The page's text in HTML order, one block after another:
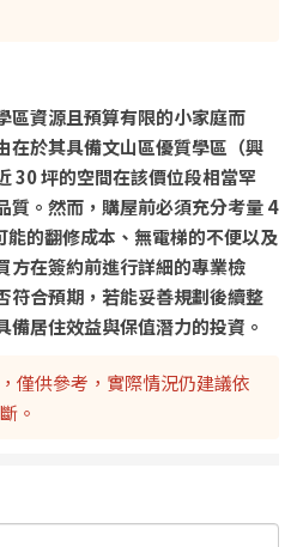
區資源且預算有限的小家庭而
在於其具備文山區優質學區（興
30 坪的空間在該價位段相當罕
質。然而，購屋前必須充分考量 4
的翻修成本、無電梯的不便以及
方在簽約前進行詳細的專業檢
符合預期，若能妥善規劃後續整
居住效益與保值潛力的投資。
僅供參考，實際情況仍建議依
。